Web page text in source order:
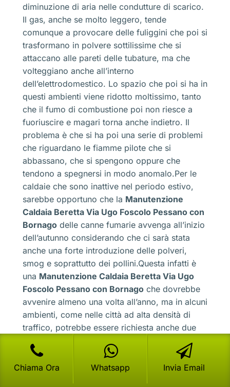
diminuzione di aria nelle condutture di scarico.
Il gas, anche se molto leggero, tende
comunque a provocare delle fuliggini che poi si
trasformano in polvere sottilissime che si
attaccano alle pareti delle tubature, ma che
volteggiano anche all’interno
dell’elettrodomestico. Lo spazio che poi si ha in
questi ambienti viene ridotto moltissimo, tanto
che il fumo di combustione poi non riesce a
fuoriuscire e magari torna anche indietro. Il
problema è che si ha poi una serie di problemi
che riguardano le fiamme pilote che si
abbassano, che si spengono oppure che
tendono a spegnersi in modo anomalo.Per le
caldaie che sono inattive nel periodo estivo,
sarebbe opportuno che la Manutenzione
Caldaia Beretta Via Ugo Foscolo Pessano con
Bornago delle canne fumarie avvenga all’inizio
dell’autunno considerando che ci sarà stata
anche una forte introduzione delle polveri,
smog e soprattutto dei pollini.Questa infatti è
una Manutenzione Caldaia Beretta Via Ugo
Foscolo Pessano con Bornago che dovrebbe
avvenire almeno una volta all’anno, ma in alcuni
ambienti, come nelle città ad alta densità di
traffico, potrebbe essere richiesta anche due
bruciatura oppure della regolazione delle
fiamme e delle pressioni interne, potrebbe
Chiama Ora Whatsapp Invia Email